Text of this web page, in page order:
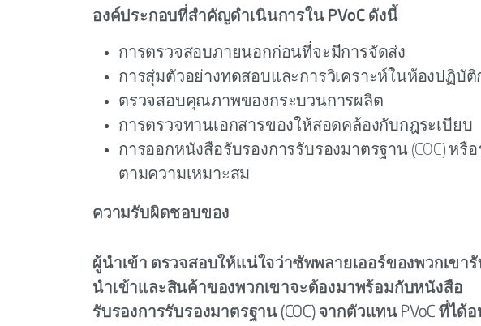
องค์ประกอบที่สำคัญดำเนินการใน PVoC ดังนี้
การตรวจสอบภายนอกก่อนที่จะมีการจัดส่ง
การสุ่มตัวอย่างทดสอบและการวิเคราะห์ในห้องปฏิบัติ
ตรวจสอบคุณภาพของกระบวนการผลิต
การตรวจทานเอกสารของให้สอดคล้องกับกฎระเบียบ
การออกหนังสือรับรองการรับรองมาตรฐาน (COC) หรื
ตามความเหมาะสม
ความรับผิดชอบของ
ผู้นำเข้า ตรวจสอบให้แน่ใจว่าซัพพลายเออร์ของพวกเข
นำเข้าและสินค้าของพวกเขาจะต้องมาพร้อมกับหนังสือ
รับรองการรับรองมาตรฐาน (COC) จากตัวแทน PVoC ที่ได้